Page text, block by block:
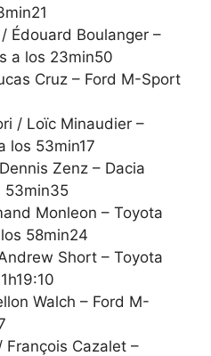
Édouard Boulanger –
a los 23min50
Cruz – Ford M-Sport
/ Loïc Minaudier –
los 53min17
Zenz – Dacia
53min35
Monleon – Toyota
58min24
Short – Toyota
Walch – Ford M-
François Cazalet –